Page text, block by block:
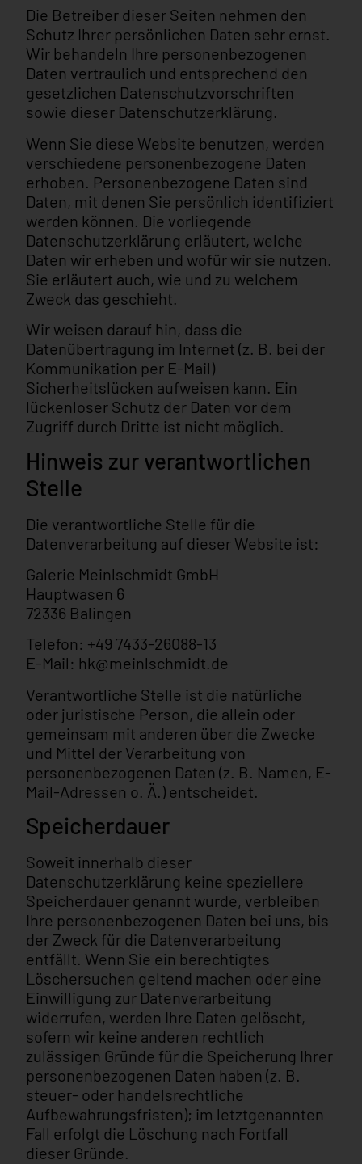
Die Betreiber dieser Seiten nehmen den
Schutz Ihrer persönlichen Daten sehr ernst.
Wir behandeln Ihre personenbezogenen
Daten vertraulich und entsprechend den
gesetzlichen Datenschutzvorschriften
sowie dieser Datenschutzerklärung.
Wenn Sie diese Website benutzen, werden
verschiedene personenbezogene Daten
erhoben. Personenbezogene Daten sind
Daten, mit denen Sie persönlich identifiziert
werden können. Die vorliegende
Datenschutzerklärung erläutert, welche
Daten wir erheben und wofür wir sie nutzen.
Sie erläutert auch, wie und zu welchem
Zweck das geschieht.
Wir weisen darauf hin, dass die
Datenübertragung im Internet (z. B. bei der
Kommunikation per E-Mail)
Sicherheitslücken aufweisen kann. Ein
lückenloser Schutz der Daten vor dem
Zugriff durch Dritte ist nicht möglich.
Hinweis zur verantwortlichen
Stelle
Die verantwortliche Stelle für die
Datenverarbeitung auf dieser Website ist:
Galerie Meinlschmidt GmbH
Hauptwasen 6
72336 Balingen
Telefon: +49 7433-26088-13
E-Mail: hk@meinlschmidt.de
Verantwortliche Stelle ist die natürliche
oder juristische Person, die allein oder
gemeinsam mit anderen über die Zwecke
und Mittel der Verarbeitung von
personenbezogenen Daten (z. B. Namen, E-
Mail-Adressen o. Ä.) entscheidet.
Speicherdauer
Soweit innerhalb dieser
Datenschutzerklärung keine speziellere
Speicherdauer genannt wurde, verbleiben
Ihre personenbezogenen Daten bei uns, bis
der Zweck für die Datenverarbeitung
entfällt. Wenn Sie ein berechtigtes
Löschersuchen geltend machen oder eine
Einwilligung zur Datenverarbeitung
widerrufen, werden Ihre Daten gelöscht,
sofern wir keine anderen rechtlich
zulässigen Gründe für die Speicherung Ihrer
personenbezogenen Daten haben (z. B.
steuer- oder handelsrechtliche
Aufbewahrungsfristen); im letztgenannten
Fall erfolgt die Löschung nach Fortfall
dieser Gründe.